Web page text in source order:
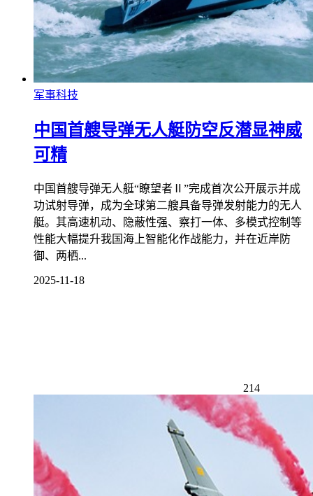
军事科技
中国 首艘导弹无人艇防空反潜显神威
可精
中国首艘导弹无人艇“瞭望者Ⅱ”完成首次公开展示并成
功试射导弹，成为全球第二艘具备导弹发射能力的无人
艇。其高速机动、隐蔽性强、察打一体、多模式控制等
性能大幅提升我国海上智能化作战能力，并在近岸防
御、两栖...
2025-11-18
214